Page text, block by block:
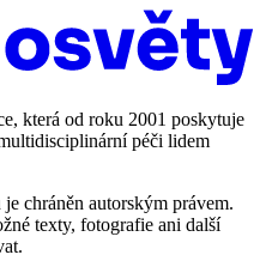
která od roku 2001 poskytuje
péči lidem
chráněn autorským právem.
texty, fotografie ani další